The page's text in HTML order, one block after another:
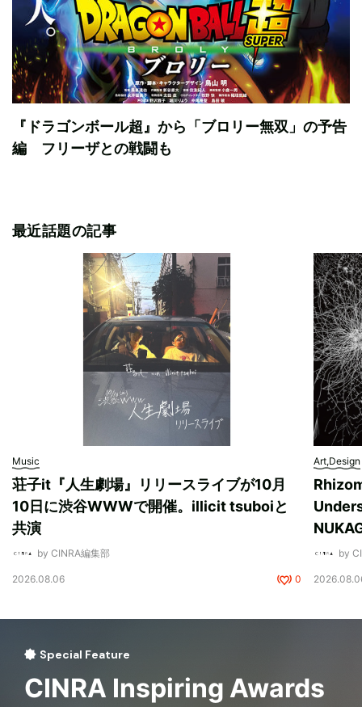
『ドラゴンボール超』から「ブロリー無双」の予告
編 フリーザとの戦闘も
最近話題の記事
Music
荘子it『人生劇場』リリースライブが10月
10日に渋谷WWWで開催。illicit tsuboiと
共演
by CINRA編集部
2026.08.06 0
Art,Design
by
Special Feature
CINRA Inspiring Awards